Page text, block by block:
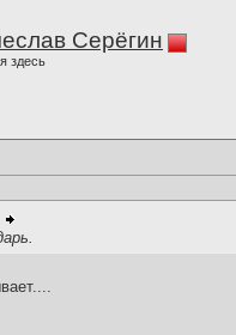
Серёгин
здесь